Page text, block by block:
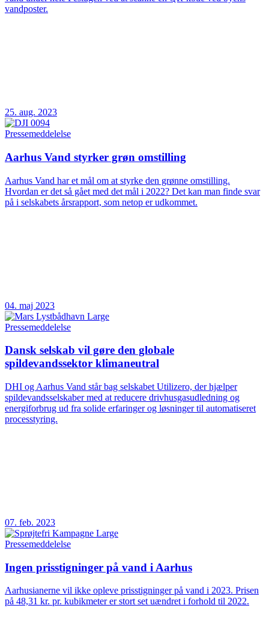
vandposter.
25. aug. 2023
Pressemeddelelse
Aarhus Vand styrker grøn omstilling
Aarhus Vand har et mål om at styrke den grønne omstilling.
Hvordan er det så gået med det mål i 2022? Det kan man finde svar
på i selskabets årsrapport, som netop er udkommet.
04. maj 2023
Pressemeddelelse
Dansk selskab vil gøre den globale
spildevandssektor klimaneutral
DHI og Aarhus Vand står bag selskabet Utilizero, der hjælper
spildevandsselskaber med at reducere drivhusgasudledning og
energiforbrug ud fra solide erfaringer og løsninger til automatiseret
processtyring.
07. feb. 2023
Pressemeddelelse
Ingen prisstigninger på vand i Aarhus
Aarhusianerne vil ikke opleve prisstigninger på vand i 2023. Prisen
på 48,31 kr. pr. kubikmeter er stort set uændret i forhold til 2022.